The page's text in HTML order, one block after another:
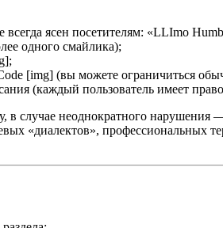
ясен посетителям: «LLImo
одного смайлика);
[img] (вы можете ограничиться
(каждый пользователь имеет
в случае неоднократного нарушения
«диалектов», профессиональных